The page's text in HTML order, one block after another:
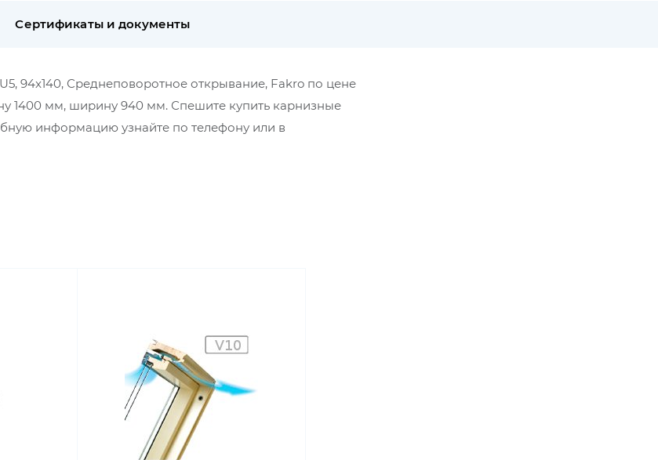
Сертификаты и документы
94x140, Среднеповоротное открывание, Fakro по цене
1400 мм, ширину 940 мм. Спешите купить карнизные
информацию узнайте по телефону или в